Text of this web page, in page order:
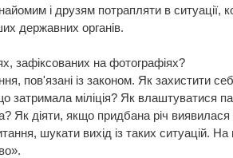
і друзям потрапляти в ситуації,
державних органів.
зафіксованих на фотографіях?
пов'язані із законом. Як захистити
затримала міліція? Як влаштуватися
Як діяти, якщо придбана річ
шукати вихід із таких ситуацій.